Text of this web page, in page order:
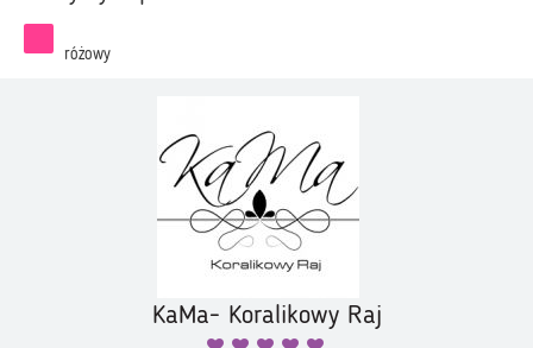
różowy
KaMa- Koralikowy Raj